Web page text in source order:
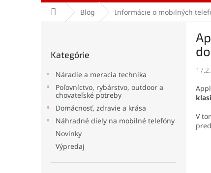
DomovBlog Informácie o mobilných
kategórie
Kategórie
Náradie a meracia technika
Poľovníctvo, rybárstvo, outdoor a
chovateľské potreby
Domácnosť, zdravie a krása
Náhradné diely na mobilné telefóny
Novinky
Výpredaj
V